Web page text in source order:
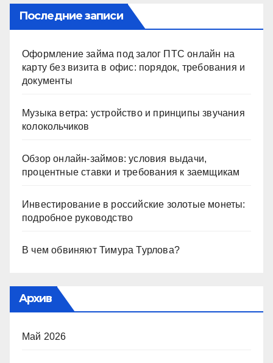
ki
Последние записи
Оформление займа под залог ПТС онлайн на
карту без визита в офис: порядок, требования и
документы
Музыка ветра: устройство и принципы звучания
колокольчиков
Обзор онлайн-займов: условия выдачи,
процентные ставки и требования к заемщикам
Инвестирование в российские золотые монеты:
подробное руководство
В чем обвиняют Тимура Турлова?
Архив
Май 2026